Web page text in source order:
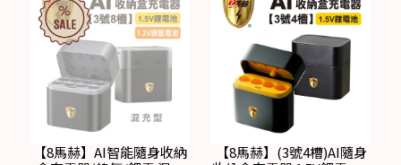
【8馬赫】AI智能隨身收納
【8馬赫】(3號4槽)AI隨身